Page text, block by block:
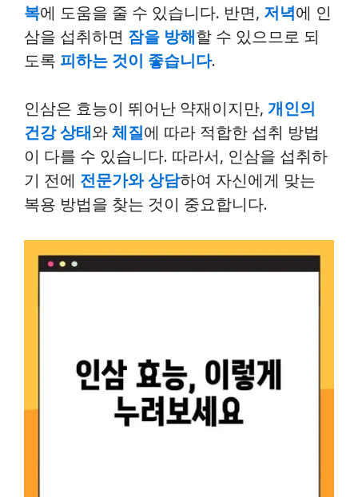
복에 도움을 줄 수 있습니다. 반면, 저녁에 인
삼을 섭취하면 잠을 방해할 수 있으므로 되
도록 피하는 것이 좋습니다.
인삼은 효능이 뛰어난 약재이지만, 개인의
건강 상태와체질에 따라 적합한 섭취 방법
이 다를 수 있습니다. 따라서, 인삼을 섭취하
기 전에 전문가와 상담하여 자신에게 맞는
복용 방법을 찾는 것이 중요합니다.